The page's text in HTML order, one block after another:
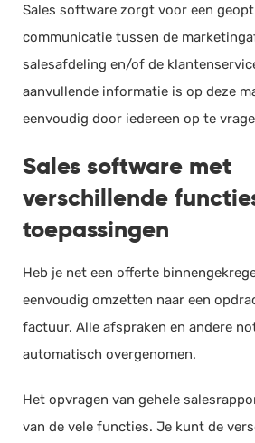
Sales software zorgt voor een
communicatie tussen de
salesafdeling en/of de
aanvullende informatie is op deze
eenvoudig door iedereen op te
Sales software met
verschillende
toepassingen
Heb je net een offerte
eenvoudig omzetten naar een
factuur. Alle afspraken en andere
automatisch overgenomen.
Het opvragen van gehele
van de vele functies. Je kunt de